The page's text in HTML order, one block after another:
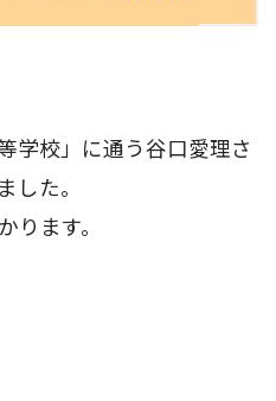
学校」に通う谷口愛理さ
した。
ます。